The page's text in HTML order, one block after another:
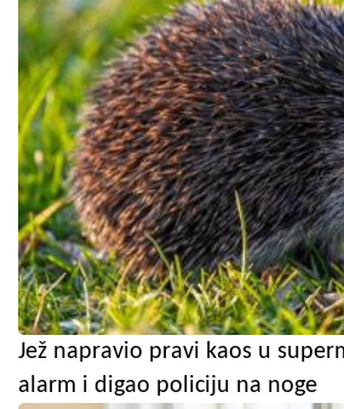
Jež napravio pravi kaos u
alarm i digao policiju na noge